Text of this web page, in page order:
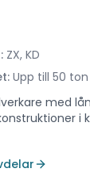
ZX, KD
Upp till 50 ton
med
i